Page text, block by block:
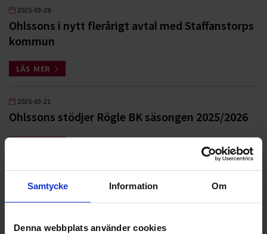
Samtycke Information Om
Denna webbplats använder cookies
2025-03-28
Ohlssons i nytt flerårigt avtal med Staffanstorps
kommun
LÄS MER
2025-03-21
Ohlssons stödjer Rögle BK säsongen 2025/2026
Air Liquide och Ohlssons i nytt samarbete